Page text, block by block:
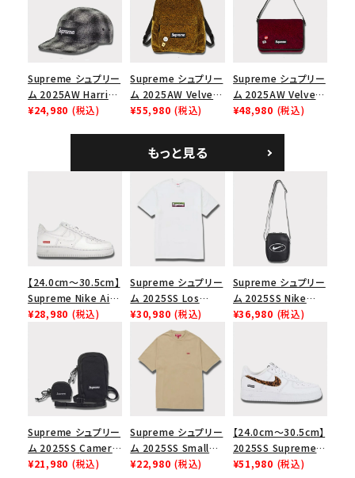
ップ トゥルーティン
バーHTC フォールカ
Supreme シュプリー
ム 2025AW Harris
Tweed Camp Cap
¥24,980 (税込)
Supreme シュプリー
ム 2025AW Velvet
Backpack ベルベッ
¥55,980 (税込)
Supreme シュプリー
ム 2025AW Velvet
Small Messenger
バッグ レッドレオパー
ド
¥48,980 (税込)
もっと見る
【24.0cm～30.5cm】
Supreme Nike Air
Force 1 Low シュプ
ューズ ホワイト
¥28,980 (税込)
Supreme シュプリー
ム 2025SS Los
Angeles Fire Relief
Box Logo Tee ファ
イヤーリリーフボック
スロゴTシャツ ホワ
イト 白
¥30,980 (税込)
Supreme シュプリー
ム 2025SS Nike
Leather Shoulder
¥36,980 (税込)
Supreme シュプリー
ム 2025SS Camera
Bag + Mini Pouch
¥21,980 (税込)
Supreme シュプリー
ム 2025SS Small
Box Tee スモールボ
¥22,980 (税込)
【24.0cm～30.5cm】
2025SS Supreme
GOODENOUGH
¥51,980 (税込)